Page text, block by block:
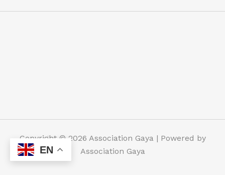
Copyright © 2026 Association Gaya | Powered by
Association Gaya
EN